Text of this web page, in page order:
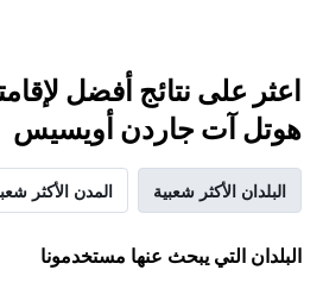
اعثر على نتائج أفضل
هوتل آت جاردن أويسيس
البلدان الأكثر شعبية المدن الأكثر
البلدان التي يبحث عنها مستخدمونا